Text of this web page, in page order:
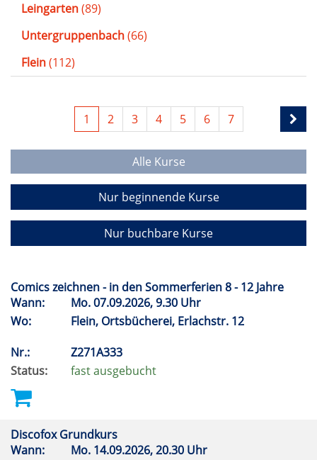
Leingarten(89)
Untergruppenbach(66)
Flein(112)
1 2 3 4 5 6 7
Alle Kurse
Nur beginnende Kurse
Nur buchbare Kurse
Comics zeichnen - in den Sommerferien 8 - 12 Jahre
Wann:
Mo.07.09.2026, 9.30 Uhr
Wo:
Flein, Ortsbücherei, Erlachstr. 12
Nr.:
Z271A333
Status:
fast ausgebucht
Discofox Grundkurs
Wann:
Mo. 14.09.2026, 20.30 Uhr